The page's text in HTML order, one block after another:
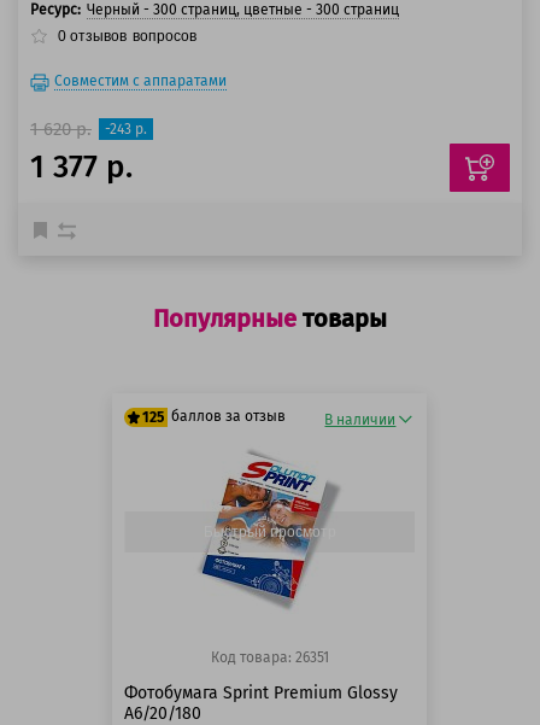
Ресурс: Черный - 300 страниц, цветные - 300 страниц
0 отзывов вопросов
Совместим с аппаратами
1 620 р. -243 р.
1 377 р.
Популярные товары
125 баллов за отзыв
125 баллов
125 баллов
В наличии
Быстрый просмотр
Код товара: 26351
Фотобумага Sprint Premium Glossy
A6/20/180